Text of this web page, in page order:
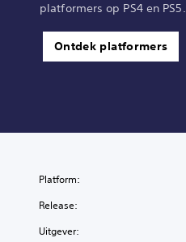
platformers op PS4 en PS5.
Ontdek platformers
Platform:
Release:
Uitgever: